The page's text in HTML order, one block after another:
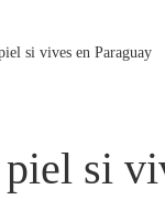
si vives en Paraguay
si